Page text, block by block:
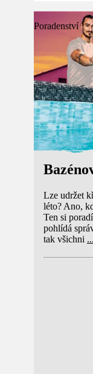
Poradenství
Lze udržet
léto? Ano,
Ten si
pohlídá
tak všichni ...